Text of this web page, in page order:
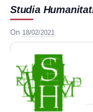
Studia
On 18/02/2021